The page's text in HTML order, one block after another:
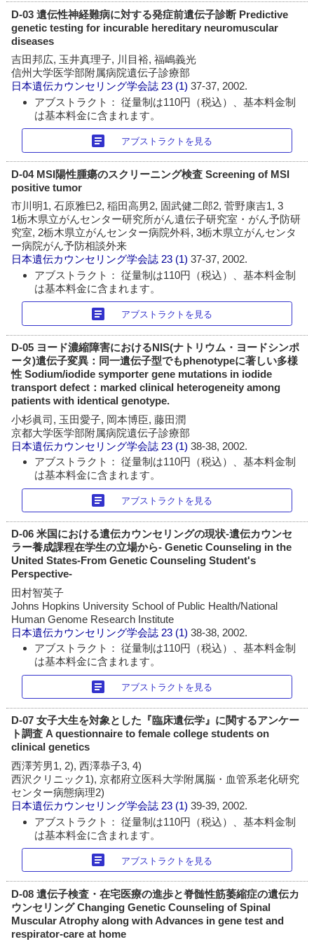
D-03 遺伝性神経難病に対する発症前遺伝子診断 Predictive
genetic testing for incurable hereditary neuromuscular
diseases
吉田邦広, 玉井真理子, 川目裕, 福嶋義光
信州大学医学部附属病院遺伝子診療部
日本遺伝カウンセリング学会誌 23 (1)37-37, 2002.
アブストラクト： 従量制は110円（税込）、基本料金制
は基本料金に含まれます。
article アブストラクトを見る
D-04 MSI陽性腫瘍のスクリーニング検査 Screening of MSI
positive tumor
市川明1, 石原雅巳2, 稲田高男2, 固武健二郎2, 菅野康吉1, 3
1栃木県立がんセンター研究所がん遺伝子研究室・がん予防研
究室, 2栃木県立がんセンター病院外科, 3栃木県立がんセンタ
ー病院がん予防相談外来
日本遺伝カウンセリング学会誌 23 (1)37-37, 2002.
アブストラクト： 従量制は110円（税込）、基本料金制
は基本料金に含まれます。
article アブストラクトを見る
D-05 ヨード濃縮障害におけるNIS(ナトリウム・ヨードシンポ
ータ)遺伝子変異：同一遺伝子型でもphenotypeに著しい多様
性 Sodium/iodide symporter gene mutations in iodide
transport defect：marked clinical heterogeneity among
patients with identical genotype.
小杉眞司, 玉田愛子, 岡本博臣, 藤田潤
京都大学医学部附属病院遺伝子診療部
日本遺伝カウンセリング学会誌 23 (1)38-38, 2002.
アブストラクト： 従量制は110円（税込）、基本料金制
は基本料金に含まれます。
article アブストラクトを見る
D-06 米国における遺伝カウンセリングの現状-遺伝カウンセ
ラー養成課程在学生の立場から- Genetic Counseling in the
United States-From Genetic Counseling Student's
Perspective-
田村智英子
Johns Hopkins University School of Public Health/National
Human Genome Research Institute
日本遺伝カウンセリング学会誌 23 (1)38-38, 2002.
アブストラクト： 従量制は110円（税込）、基本料金制
は基本料金に含まれます。
article アブストラクトを見る
D-07 女子大生を対象とした『臨床遺伝学』に関するアンケー
ト調査 A questionnaire to female college students on
clinical genetics
西澤芳男1, 2), 西澤恭子3, 4)
西沢クリニック1), 京都府立医科大学附属脳・血管系老化研究
センター病態病理2)
日本遺伝カウンセリング学会誌 23 (1)39-39, 2002.
アブストラクト： 従量制は110円（税込）、基本料金制
は基本料金に含まれます。
article アブストラクトを見る
D-08 遺伝子検査・在宅医療の進歩と脊髄性筋萎縮症の遺伝カ
ウンセリング Changing Genetic Counseling of Spinal
Muscular Atrophy along with Advances in gene test and
respirator-care at home